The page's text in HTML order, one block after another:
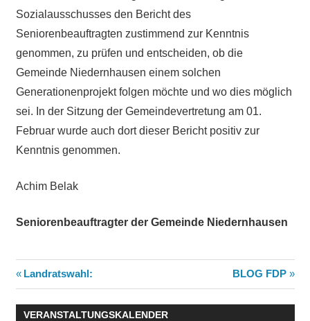
Sozialausschusses den Bericht des
Seniorenbeauftragten zustimmend zur Kenntnis
genommen, zu prüfen und entscheiden, ob die
Gemeinde Niedernhausen einem solchen
Generationenprojekt folgen möchte und wo dies möglich
sei. In der Sitzung der Gemeindevertretung am 01.
Februar wurde auch dort dieser Bericht positiv zur
Kenntnis genommen.
Achim Belak
Seniorenbeauftragter der Gemeinde Niedernhausen
Beitragsnavigation
Vorheriger
Beitrag:
Landratswahl:
Nächster
Beitrag:
BLOG FDP
VERANSTALTUNGSKALENDER